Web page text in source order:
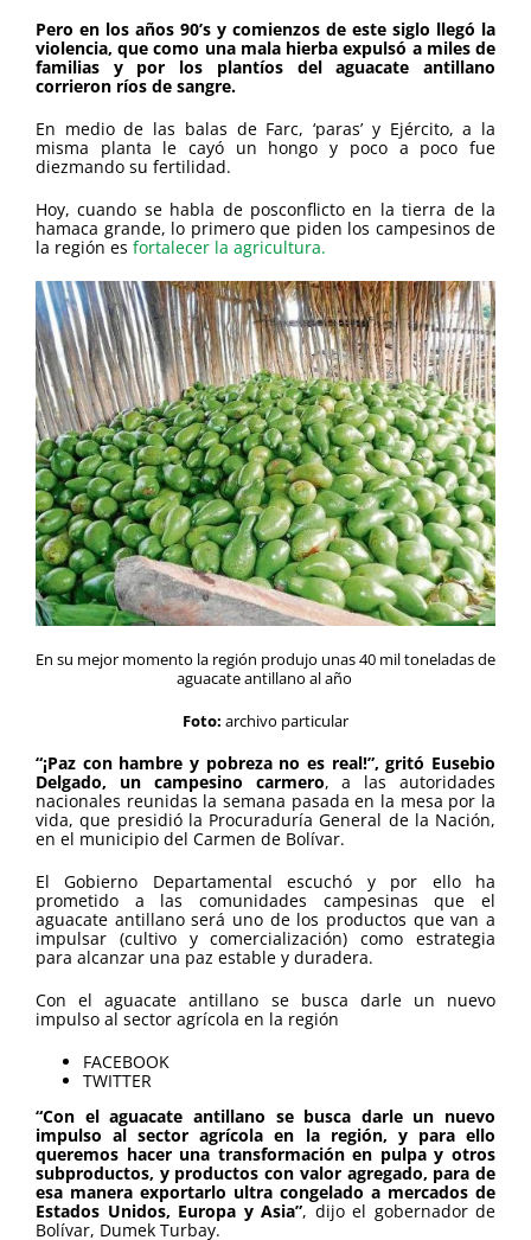
Pero en los años 90’s y comienzos de este siglo llegó la
violencia, que como una mala hierba expulsó a miles de
familias y por los plantíos del aguacate antillano
corrieron ríos de sangre.
En medio de las balas de Farc, ‘paras’ y Ejército, a la
misma planta le cayó un hongo y poco a poco fue
diezmando su fertilidad.
Hoy, cuando se habla de posconflicto en la tierra de la
hamaca grande, lo primero que piden los campesinos de
la región es fortalecer la agricultura.
En su mejor momento la región produjo unas 40 mil toneladas de
aguacate antillano al año
Foto: archivo particular
“¡Paz con hambre y pobreza no es real!”, gritó Eusebio
Delgado, un campesino carmero, a las autoridades
nacionales reunidas la semana pasada en la mesa por la
vida, que presidió la Procuraduría General de la Nación,
en el municipio del Carmen de Bolívar.
El Gobierno Departamental escuchó y por ello ha
prometido a las comunidades campesinas que el
aguacate antillano será uno de los productos que van a
impulsar (cultivo y comercialización) como estrategia
para alcanzar una paz estable y duradera.
Con el aguacate antillano se busca darle un nuevo
impulso al sector agrícola en la región
FACEBOOK
TWITTER
“Con el aguacate antillano se busca darle un nuevo
impulso al sector agrícola en la región, y para ello
queremos hacer una transformación en pulpa y otros
subproductos, y productos con valor agregado, para de
esa manera exportarlo ultra congelado a mercados de
Estados Unidos, Europa y Asia”, dijo el gobernador de
Bolívar, Dumek Turbay.